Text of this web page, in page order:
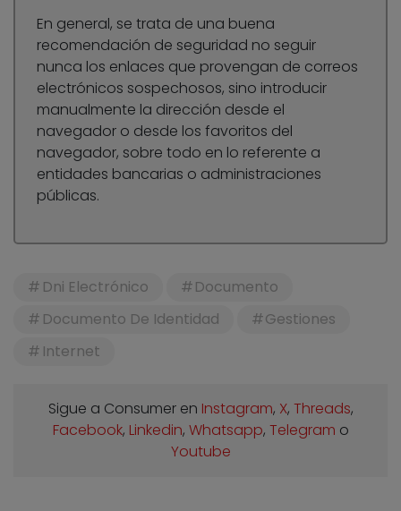
En general, se trata de una buena
recomendación de seguridad no seguir
nunca los enlaces que provengan de correos
electrónicos sospechosos, sino introducir
manualmente la dirección desde el
navegador o desde los favoritos del
navegador, sobre todo en lo referente a
entidades bancarias o administraciones
públicas.
Dni Electrónico
Documento
Documento De Identidad
Gestiones
Internet
Sigue a Consumer en Instagram, X, Threads,
Facebook, Linkedin, Whatsapp, Telegram o
Youtube